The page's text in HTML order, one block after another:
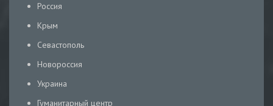
Россия
Крым
Севастополь
Новороссия
Украина
Гуманитарный центр